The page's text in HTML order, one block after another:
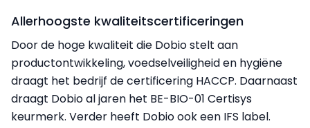
Allerhoogste kwaliteitscertificeringen
Door de hoge kwaliteit die Dobio stelt aan
productontwikkeling, voedselveiligheid en hygiëne
draagt het bedrijf de certificering HACCP. Daarnaast
draagt Dobio al jaren het BE-BIO-01 Certisys
keurmerk. Verder heeft Dobio ook een IFS label.